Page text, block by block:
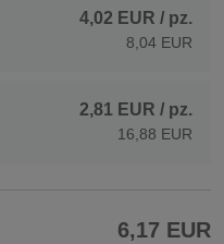
4,02 EUR / pz.
8,04 EUR
2,81 EUR / pz.
16,88 EUR
6,17 EUR